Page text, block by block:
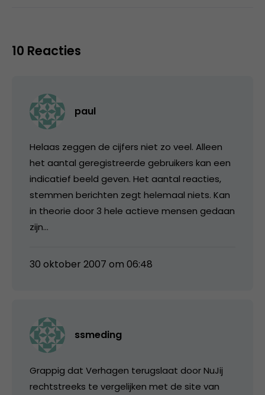
10 Reacties
paul
Helaas zeggen de cijfers niet zo veel. Alleen
het aantal geregistreerde gebruikers kan een
indicatief beeld geven. Het aantal reacties,
stemmen berichten zegt helemaal niets. Kan
in theorie door 3 hele actieve mensen gedaan
zijn…
30 oktober 2007 om 06:48
ssmeding
Grappig dat Verhagen terugslaat door NuJij
rechtstreeks te vergelijken met de site van